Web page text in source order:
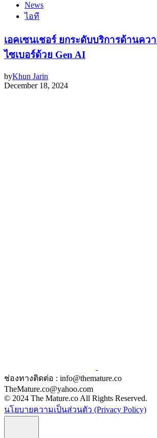
News
ไอที
เอคเซนเชอร์ ยกระดับบริการด้านคว
ไซเบอร์ด้วย Gen AI
byKhun Jarin
December 18, 2024
ช่องทางติดต่อ : info@themature.co
TheMature.co@yahoo.com
© 2024 The Mature.co All Rights Reserved.
นโยบายความเป็นส่วนตัว (Privacy Policy)